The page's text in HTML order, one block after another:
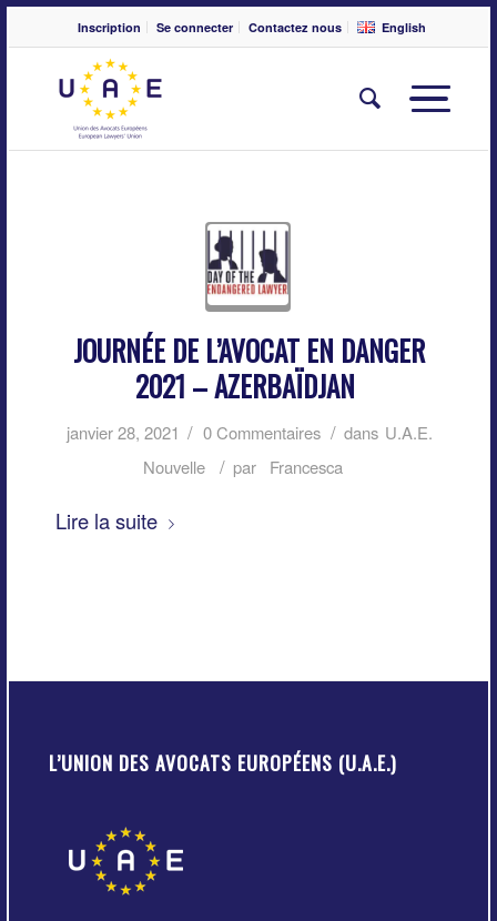
Inscription Se connecter Contactez nous English
JOURNÉE DE L’AVOCAT EN DANGER
2021 – AZERBAÏDJAN
janvier 28, 2021 / 0 Commentaires / dans U.A.E.
Nouvelle
/ par Francesca
Lire la suite
L’UNION DES AVOCATS EUROPÉENS (U.A.E.)